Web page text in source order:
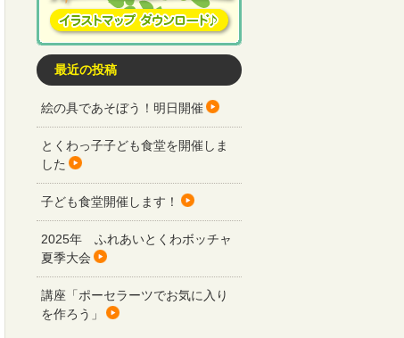
最近の投稿
絵の具であそぼう！明日開催
とくわっ子子ども食堂を開催しま
した
子ども食堂開催します！
2025年 ふれあいとくわボッチャ
夏季大会
講座「ポーセラーツでお気に入り
を作ろう」